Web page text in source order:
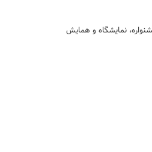
نمایشگاه و همایش